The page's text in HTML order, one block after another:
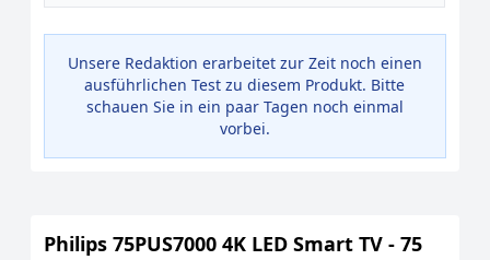
Unsere Redaktion erarbeitet zur Zeit noch einen
ausführlichen Test zu diesem Produkt. Bitte
schauen Sie in ein paar Tagen noch einmal
vorbei.
Philips 75PUS7000 4K LED Smart TV - 75